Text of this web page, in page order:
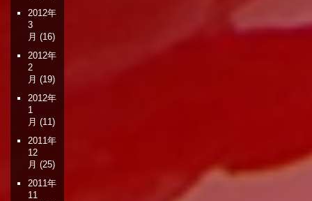
2012年
3
月 (16)
2012年
2
月 (19)
2012年
1
月 (11)
2011年
12
月 (25)
2011年
11